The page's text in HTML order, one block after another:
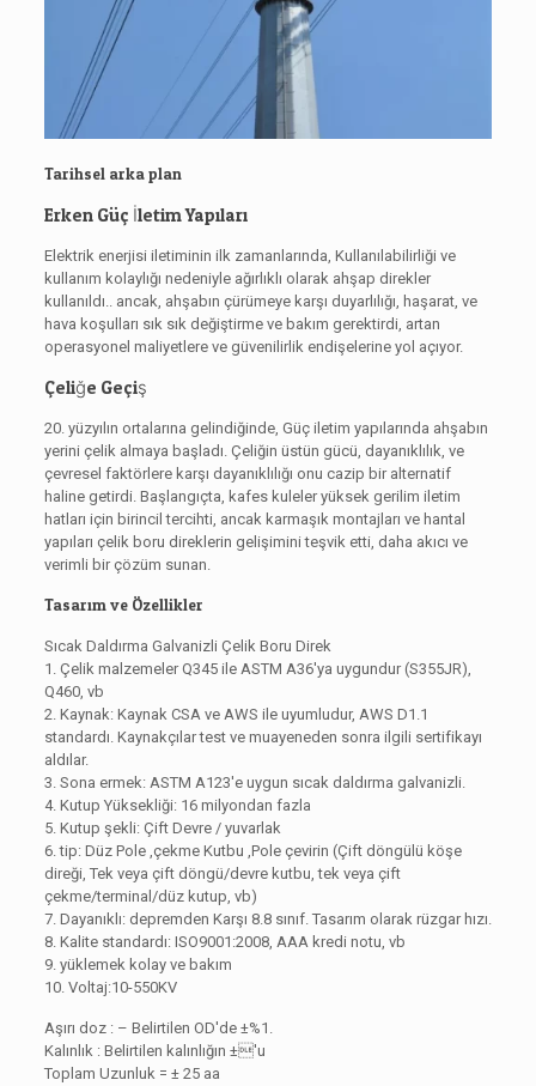
Tarihsel arka plan
Erken Güç İletim Yapıları
Elektrik enerjisi iletiminin ilk zamanlarında, Kullanılabilirliği ve
kullanım kolaylığı nedeniyle ağırlıklı olarak ahşap direkler
kullanıldı.. ancak, ahşabın çürümeye karşı duyarlılığı, haşarat, ve
hava koşulları sık sık değiştirme ve bakım gerektirdi, artan
operasyonel maliyetlere ve güvenilirlik endişelerine yol açıyor.
Çeliğe Geçiş
20. yüzyılın ortalarına gelindiğinde, Güç iletim yapılarında ahşabın
yerini çelik almaya başladı. Çeliğin üstün gücü, dayanıklılık, ve
çevresel faktörlere karşı dayanıklılığı onu cazip bir alternatif
haline getirdi. Başlangıçta, kafes kuleler yüksek gerilim iletim
hatları için birincil tercihti, ancak karmaşık montajları ve hantal
yapıları çelik boru direklerin gelişimini teşvik etti, daha akıcı ve
verimli bir çözüm sunan.
Tasarım ve Özellikler
Sıcak Daldırma Galvanizli Çelik Boru Direk
1. Çelik malzemeler Q345 ile ASTM A36'ya uygundur (S355JR),
Q460, vb
2. Kaynak: Kaynak CSA ve AWS ile uyumludur, AWS D1.1
standardı. Kaynakçılar test ve muayeneden sonra ilgili sertifikayı
aldılar.
3. Sona ermek: ASTM A123'e uygun sıcak daldırma galvanizli.
4. Kutup Yüksekliği: 16 milyondan fazla
5. Kutup şekli: Çift Devre / yuvarlak
6. tip: Düz Pole ,çekme Kutbu ,Pole çevirin (Çift döngülü köşe
direği, Tek veya çift döngü/devre kutbu, tek veya çift
çekme/terminal/düz kutup, vb)
7. Dayanıklı: depremden Karşı 8.8 sınıf. Tasarım olarak rüzgar hızı.
8. Kalite standardı: ISO9001:2008, AAA kredi notu, vb
9. yüklemek kolay ve bakım
10. Voltaj:10-550KV
Aşırı doz : – Belirtilen OD'de ±%1.
Kalınlık : Belirtilen kalınlığın ±'u
Toplam Uzunluk = ± 25 aa